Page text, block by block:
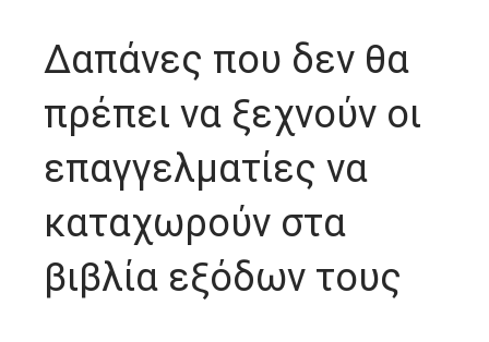
Δαπάνες που δεν θα
πρέπει να ξεχνούν οι
επαγγελματίες να
καταχωρούν στα
βιβλία εξόδων τους